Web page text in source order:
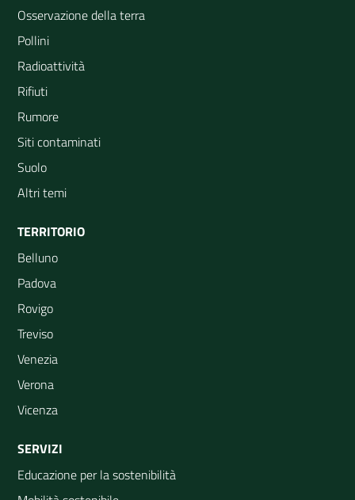
Osservazione della terra
Pollini
Radioattività
Rifiuti
Rumore
Siti contaminati
Suolo
Altri temi
TERRITORIO
Belluno
Padova
Rovigo
Treviso
Venezia
Verona
Vicenza
SERVIZI
Educazione per la sostenibilità